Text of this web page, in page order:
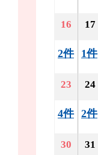
16
2件
17
1件
23
4件
24
2件
30 31